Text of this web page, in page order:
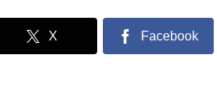
X Facebook